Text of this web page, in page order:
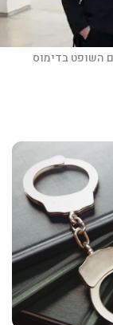
השופט בדימוס